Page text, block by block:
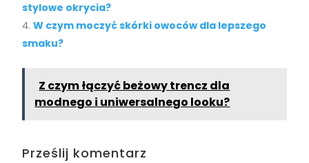
stylowe okrycia?
W czym moczyć skórki owoców dla lepszego
smaku?
Z czym łączyć beżowy trencz dla
modnego i uniwersalnego looku?
Prześlij komentarz